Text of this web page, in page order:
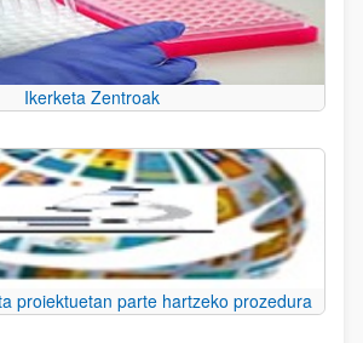
Ikerketa Zentroak
proiektuetan parte hartzeko prozedura